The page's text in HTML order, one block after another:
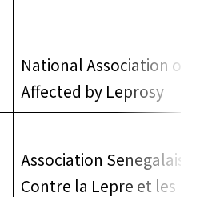
National Association of
Affected by Leprosy
Association
Contre la Lepre et les